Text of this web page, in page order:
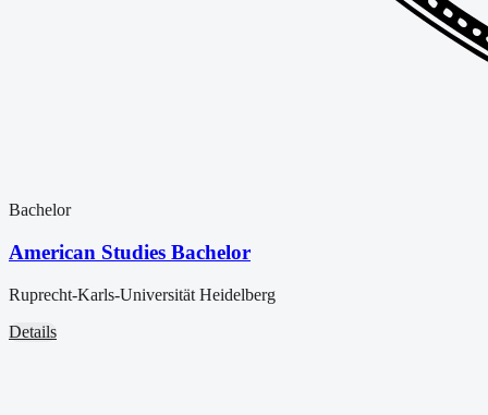
Bachelor
American Studies Bachelor
Ruprecht-Karls-Universität Heidelberg
Details